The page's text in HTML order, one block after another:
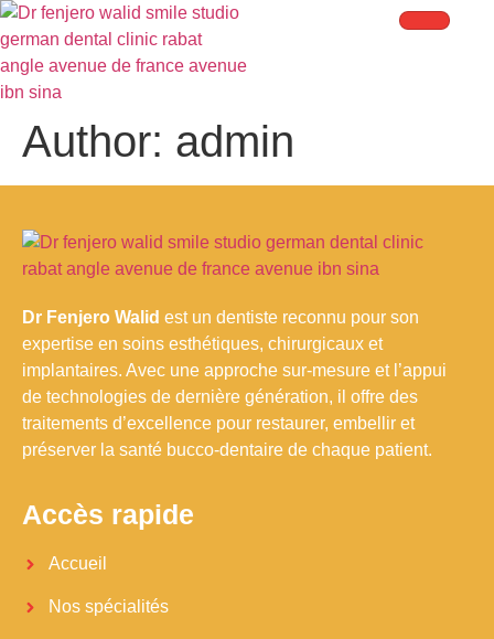
Author: admin
Dr Fenjero Walid est un dentiste reconnu pour son
expertise en soins esthétiques, chirurgicaux et
implantaires. Avec une approche sur-mesure et l’appui
de technologies de dernière génération, il offre des
traitements d’excellence pour restaurer, embellir et
préserver la santé bucco-dentaire de chaque patient.
Accès rapide
Accueil
Nos spécialités